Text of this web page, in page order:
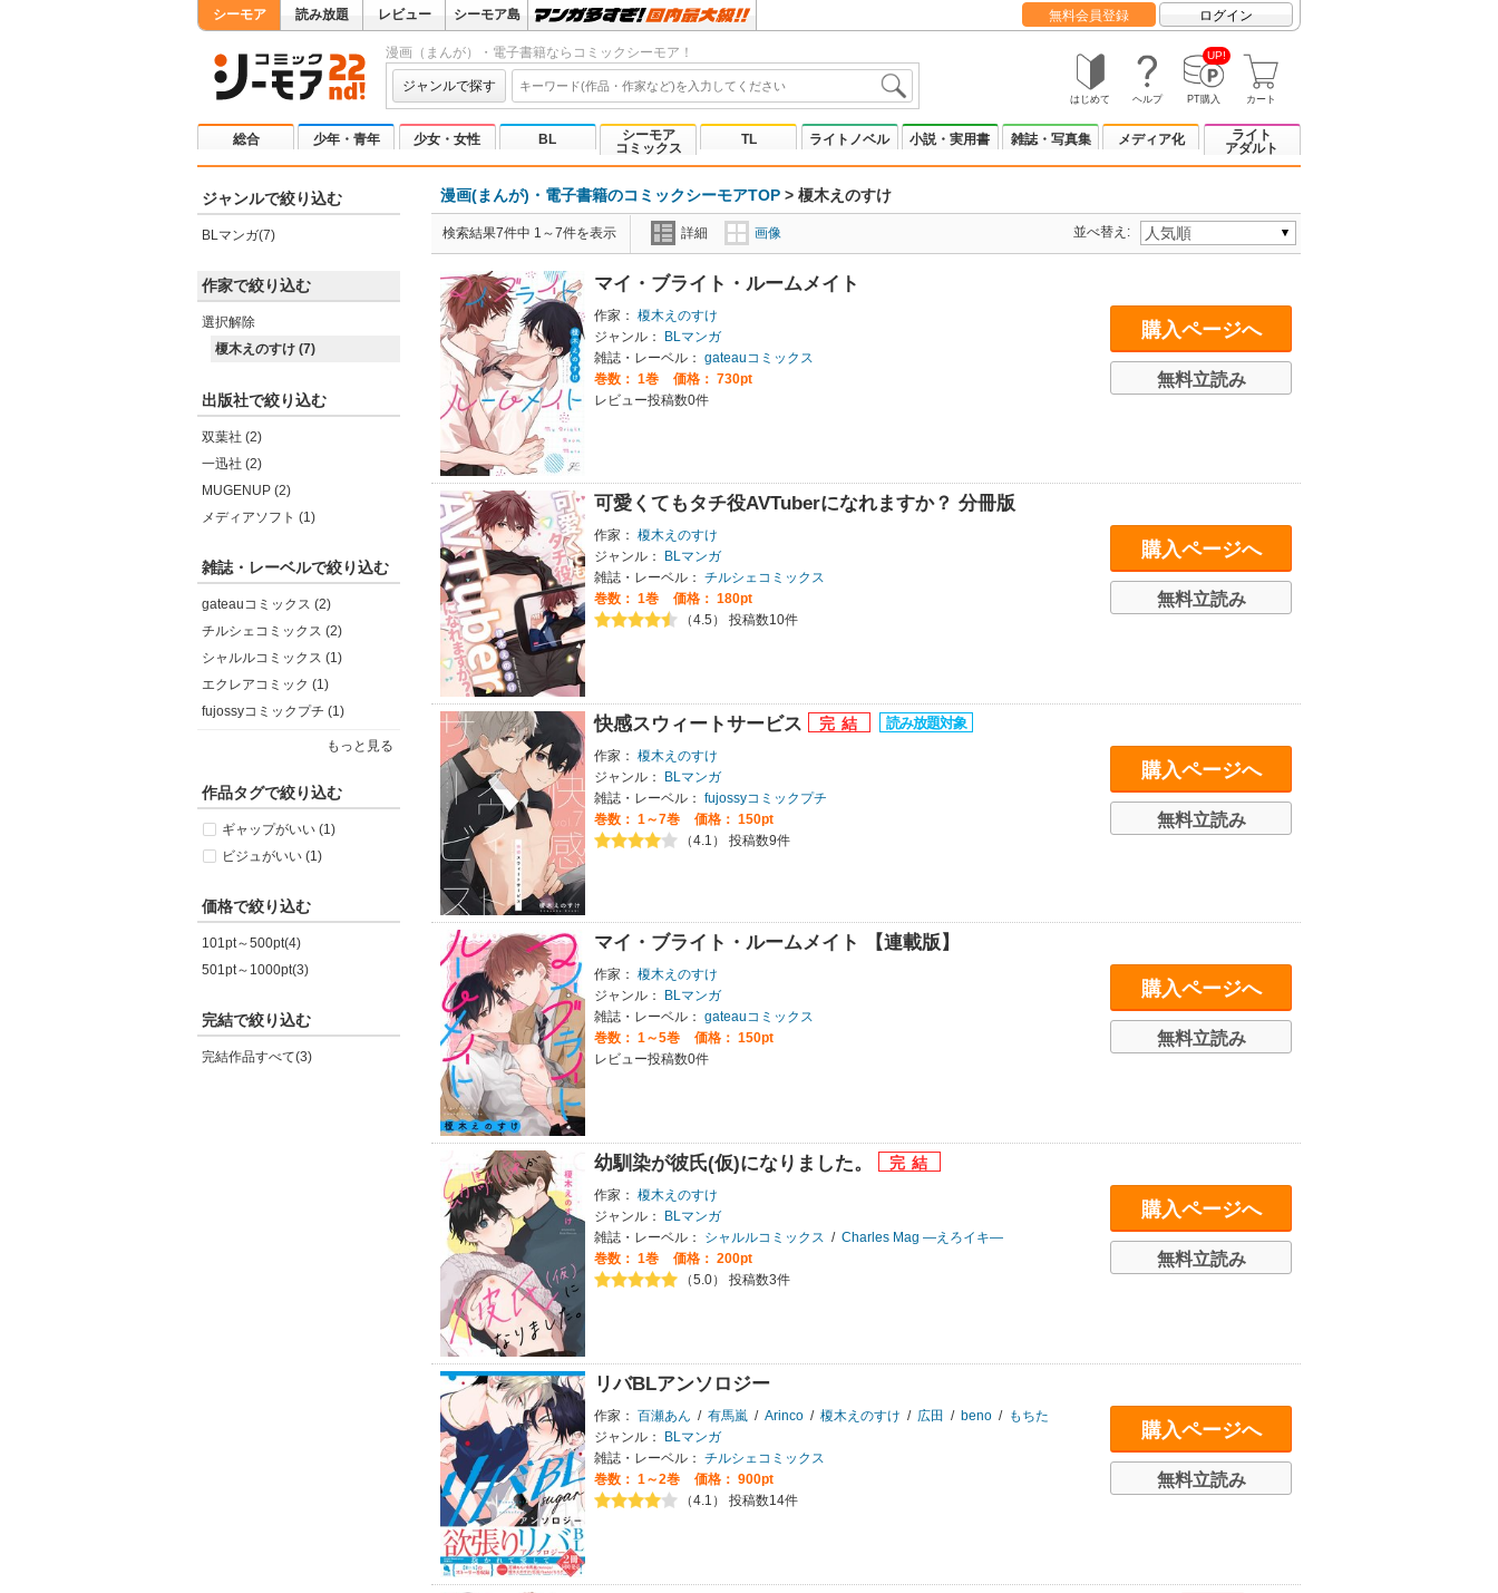
シーモア 読み放題 レビュー シーモア島 無料会員登録 ログイン
漫画（まんが）・電子書籍ならコミックシーモア！
ジャンルで探す
はじめて ヘルプ
UP!
PT購入 カート
総合 少年・青年 少女・女性 BL
シーモア
コミックス
TL ライトノベル 小説・実用書 雑誌・写真集 メディア化
ライト
アダルト
ジャンルで絞り込む
BLマンガ(7)
作家で絞り込む
選択解除
榎木えのすけ (7)
出版社で絞り込む
双葉社 (2)
一迅社 (2)
MUGENUP (2)
メディアソフト (1)
雑誌・レーベルで絞り込む
gateauコミックス (2)
チルシェコミックス (2)
シャルルコミックス (1)
エクレアコミック (1)
fujossyコミックプチ (1)
もっと見る
作品タグで絞り込む
ギャップがいい (1)
ビジュがいい (1)
価格で絞り込む
101pt～500pt(4)
501pt～1000pt(3)
完結で絞り込む
完結作品すべて(3)
漫画(まんが)・電子書籍のコミックシーモアTOP > 榎木えのすけ
検索結果7件中 1～7件を表示 詳細 画像 並べ替え:
マイ・ブライト・ルームメイト
作家： 榎木えのすけ
ジャンル：
BLマンガ
雑誌・レーベル： gateauコミックス
巻数： 1巻
価格： 730pt
レビュー投稿数0件
購入ページへ
無料立読み
可愛くてもタチ役AVTuberになれますか？ 分冊版
作家： 榎木えのすけ
ジャンル：
BLマンガ
雑誌・レーベル： チルシェコミックス
巻数： 1巻
価格： 180pt
（4.5） 投稿数10件
購入ページへ
無料立読み
快感スウィートサービス
作家： 榎木えのすけ
ジャンル：
BLマンガ
雑誌・レーベル： fujossyコミックプチ
巻数： 1～7巻
価格： 150pt
（4.1） 投稿数9件
購入ページへ
無料立読み
マイ・ブライト・ルームメイト 【連載版】
作家： 榎木えのすけ
ジャンル：
BLマンガ
雑誌・レーベル： gateauコミックス
巻数： 1～5巻
価格： 150pt
レビュー投稿数0件
購入ページへ
無料立読み
幼馴染が彼氏(仮)になりました。
作家： 榎木えのすけ
ジャンル：
BLマンガ
雑誌・レーベル：
シャルルコミックス / Charles Mag ―えろイキ―
巻数： 1巻
価格： 200pt
（5.0） 投稿数3件
購入ページへ
無料立読み
リバBLアンソロジー
作家： 百瀬あん / 有馬嵐 / Arinco / 榎木えのすけ / 広田 / beno /
もちた
ジャンル：
BLマンガ
雑誌・レーベル： チルシェコミックス
巻数： 1～2巻
価格： 900pt
（4.1） 投稿数14件
購入ページへ
無料立読み